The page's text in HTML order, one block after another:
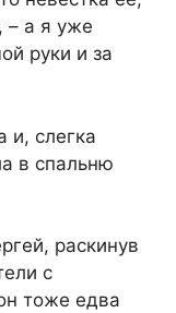
– а я уже
руки и за
и, слегка
в спальню
раскинув
с
тоже едва